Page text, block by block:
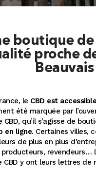
boutique de
proche
Beauvais
le CBD est accessible
été marquée par
qu’il s’agisse de
en ligne. Certaines villes,
de plus en plus
revendeurs…
CBD y ont leurs lettres de